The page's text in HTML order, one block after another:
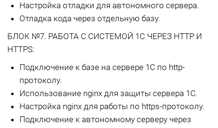
Настройка отладки для автономного сервера.
Отладка кода через отдельную базу.
БЛОК №7. РАБОТА С СИСТЕМОЙ 1С ЧЕРЕЗ HTTP И
HTTPS:
Подключение к базе на сервере 1С по http-
протоколу.
Использование nginx для защиты сервера 1С.
Настройка nginx для работы по https-протоколу.
Подключение к автономному серверу через